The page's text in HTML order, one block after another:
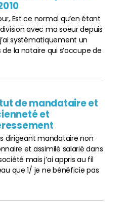
Est ce normal qu’en étant
avec ma soeur depuis
j’ai systématiquement un
de la notaire qui s’occupe de
de mandataire et
et
dirigeant mandataire non
et assimilé salarié dans
mais j’ai appris au fil
que 1/ je ne bénéficie pas